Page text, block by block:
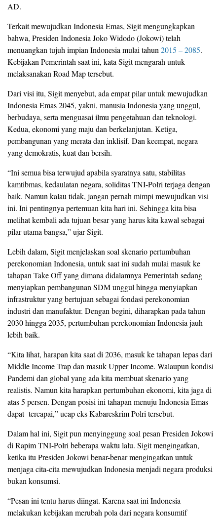
AD.
Terkait mewujudkan Indonesia Emas, Sigit mengungkapkan
bahwa, Presiden Indonesia Joko Widodo (Jokowi) telah
menuangkan tujuh impian Indonesia mulai tahun 2015 – 2085.
Kebijakan Pemerintah saat ini, kata Sigit mengarah untuk
melaksanakan Road Map tersebut.
Dari visi itu, Sigit menyebut, ada empat pilar untuk mewujudkan
Indonesia Emas 2045, yakni, manusia Indonesia yang unggul,
berbudaya, serta menguasai ilmu pengetahuan dan teknologi.
Kedua, ekonomi yang maju dan berkelanjutan. Ketiga,
pembangunan yang merata dan inklisif. Dan keempat, negara
yang demokratis, kuat dan bersih.
“Ini semua bisa terwujud apabila syaratnya satu, stabilitas
kamtibmas, kedaulatan negara, soliditas TNI-Polri terjaga dengan
baik. Namun kalau tidak, jangan pernah mimpi mewujudkan visi
ini. Ini pentingnya pertemuan kita hari ini. Sehingga kita bisa
melihat kembali ada tujuan besar yang harus kita kawal sebagai
pilar utama bangsa,” ujar Sigit.
Lebih dalam, Sigit menjelaskan soal skenario pertumbuhan
perekonomian Indonesia, untuk saat ini sudah mulai masuk ke
tahapan Take Off yang dimana didalamnya Pemerintah sedang
menyiapkan pembangunan SDM unggul hingga menyiapkan
infrastruktur yang bertujuan sebagai fondasi perekonomian
industri dan manufaktur. Dengan begini, diharapkan pada tahun
2030 hingga 2035, pertumbuhan perekonomian Indonesia jauh
lebih baik.
“Kita lihat, harapan kita saat di 2036, masuk ke tahapan lepas dari
Middle Income Trap dan masuk Upper Income. Walaupun kondisi
Pandemi dan global yang ada kita membuat skenario yang
realistis. Namun kita harapkan pertumbuhan ekonomi, kita jaga di
atas 5 persen. Dengan posisi ini tahapan menuju Indonesia Emas
dapat tercapai,” ucap eks Kabareskrim Polri tersebut.
Dalam hal ini, Sigit pun menyinggung soal pesan Presiden Jokowi
di Rapim TNI-Polri beberapa waktu lalu. Sigit mengingatkan,
ketika itu Presiden Jokowi benar-benar mengingatkan untuk
menjaga cita-cita mewujudkan Indonesia menjadi negara produksi
bukan konsumsi.
“Pesan ini tentu harus diingat. Karena saat ini Indonesia
melakukan kebijakan merubah pola dari negara konsumtif